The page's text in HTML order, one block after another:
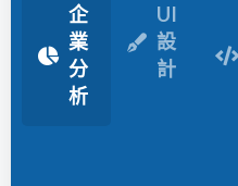
企
業
分
析
UI
設
計